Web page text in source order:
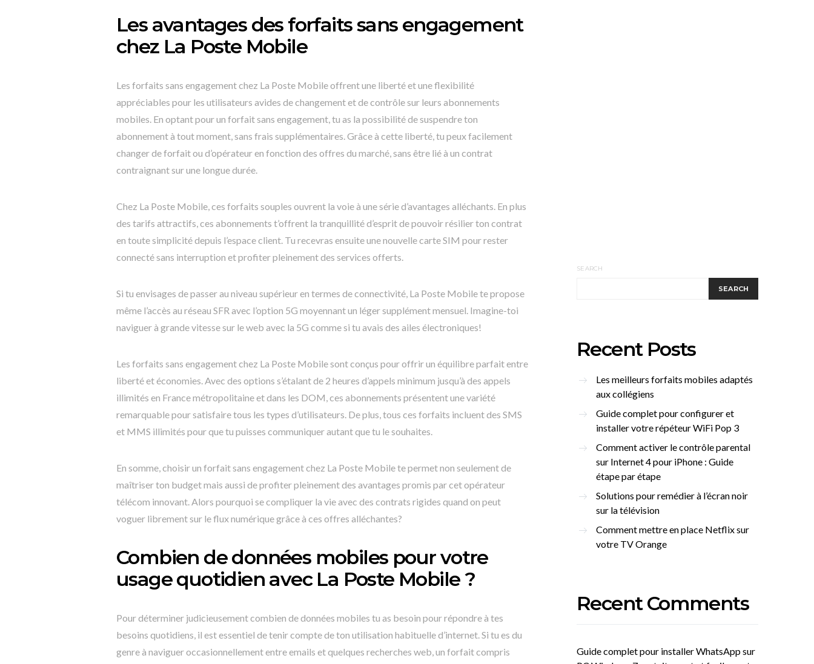
Les avantages des forfaits sans engagement
chez La Poste Mobile
Les forfaits sans engagement chez La Poste Mobile offrent une liberté et une flexibilité
appréciables pour les utilisateurs avides de changement et de contrôle sur leurs abonnements
mobiles. En optant pour un forfait sans engagement, tu as la possibilité de suspendre ton
abonnement à tout moment, sans frais supplémentaires. Grâce à cette liberté, tu peux facilement
changer de forfait ou d’opérateur en fonction des offres du marché, sans être lié à un contrat
contraignant sur une longue durée.
Chez La Poste Mobile, ces forfaits souples ouvrent la voie à une série d’avantages alléchants. En plus
des tarifs attractifs, ces abonnements t’offrent la tranquillité d’esprit de pouvoir résilier ton contrat
en toute simplicité depuis l’espace client. Tu recevras ensuite une nouvelle carte SIM pour rester
connecté sans interruption et profiter pleinement des services offerts.
Si tu envisages de passer au niveau supérieur en termes de connectivité, La Poste Mobile te propose
même l’accès au réseau SFR avec l’option 5G moyennant un léger supplément mensuel. Imagine-toi
naviguer à grande vitesse sur le web avec la 5G comme si tu avais des ailes électroniques!
Les forfaits sans engagement chez La Poste Mobile sont conçus pour offrir un équilibre parfait entre
liberté et économies. Avec des options s’étalant de 2 heures d’appels minimum jusqu’à des appels
illimités en France métropolitaine et dans les DOM, ces abonnements présentent une variété
remarquable pour satisfaire tous les types d’utilisateurs. De plus, tous ces forfaits incluent des SMS
et MMS illimités pour que tu puisses communiquer autant que tu le souhaites.
En somme, choisir un forfait sans engagement chez La Poste Mobile te permet non seulement de
maîtriser ton budget mais aussi de profiter pleinement des avantages promis par cet opérateur
télécom innovant. Alors pourquoi se compliquer la vie avec des contrats rigides quand on peut
voguer librement sur le flux numérique grâce à ces offres alléchantes?
Combien de données mobiles pour votre
usage quotidien avec La Poste Mobile ?
Pour déterminer judicieusement combien de données mobiles tu as besoin pour répondre à tes
besoins quotidiens, il est essentiel de tenir compte de ton utilisation habituelle d’internet. Si tu es du
genre à naviguer occasionnellement entre emails et quelques recherches web, un forfait compris
SEARCH
SEARCH
Recent Posts
Les meilleurs forfaits mobiles adaptés
aux collégiens
Guide complet pour configurer et
installer votre répéteur WiFi Pop 3
Comment activer le contrôle parental
sur Internet 4 pour iPhone : Guide
étape par étape
Solutions pour remédier à l’écran noir
sur la télévision
Comment mettre en place Netflix sur
votre TV Orange
Recent Comments
Guide complet pour installer WhatsApp sur